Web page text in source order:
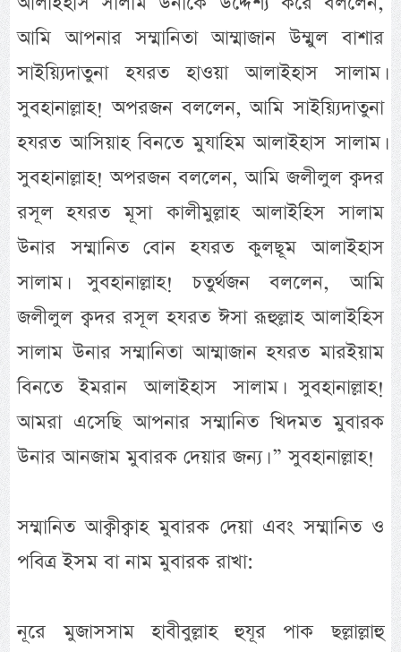
আমি আপনার সম্মানিতা আম্মাজান উম্মুল বাশার
সাইয়্যিদাতুনা হযরত হাওয়া আলাইহাস সালাম।
সুবহানাল্লাহ! অপরজন বললেন, আমি সাইয়্যিদাতুনা
হযরত আসিয়াহ বিনতে মুযাহিম আলাইহাস সালাম।
সুবহানাল্লাহ! অপরজন বললেন, আমি জলীলুল ক্বদর
রসূল হযরত মূসা কালীমুল্লাহ আলাইহিস সালাম
উনার সম্মানিত বোন হযরত কুলছূম আলাইহাস
সালাম। সুবহানাল্লাহ! চতুর্থজন বললেন, আমি
জলীলুল ক্বদর রসূল হযরত ঈসা রূহুল্লাহ আলাইহিস
সালাম উনার সম্মানিতা আম্মাজান হযরত মারইয়াম
বিনতে ইমরান আলাইহাস সালাম। সুবহানাল্লাহ!
আমরা এসেছি আপনার সম্মানিত খিদমত মুবারক
উনার আনজাম মুবারক দেয়ার জন্য। ” সুবহানাল্লাহ!
সম্মানিত আক্বীক্বাহ মুবারক দেয়া এবং সম্মানিত ও
পবিত্র ইসম বা নাম মুবারক রাখা:
নূরে মুজাসসাম হাবীবুল্লাহ হুযূর পাক ছল্লাল্লাহু